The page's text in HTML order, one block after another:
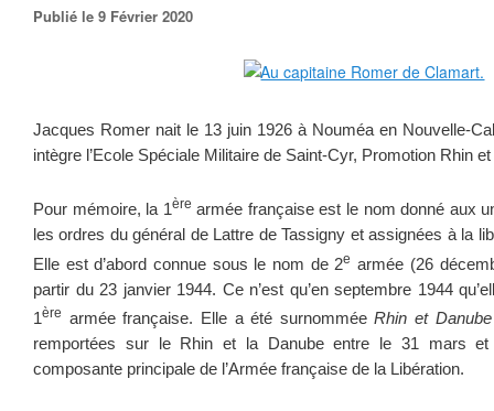
Publié le 9 Février 2020
Jacques Romer nait le 13 juin 1926 à Nouméa en Nouvelle-
intègre l’Ecole Spéciale Militaire de Saint-Cyr, Promotion Rhin
Pour mémoire, la 1ère armée française est le nom donné aux
les ordres du général de Lattre de Tassigny et assignées à la
Elle est d’abord connue sous le nom de 2e armée (26
partir du 23 janvier 1944. Ce n’est qu’en septembre 1944
1ère armée française. Elle a été surnomméeRhin et Danube
remportées sur le Rhin et la Danube entre le 31 mars
composante principale de l’Armée française de la Libération.